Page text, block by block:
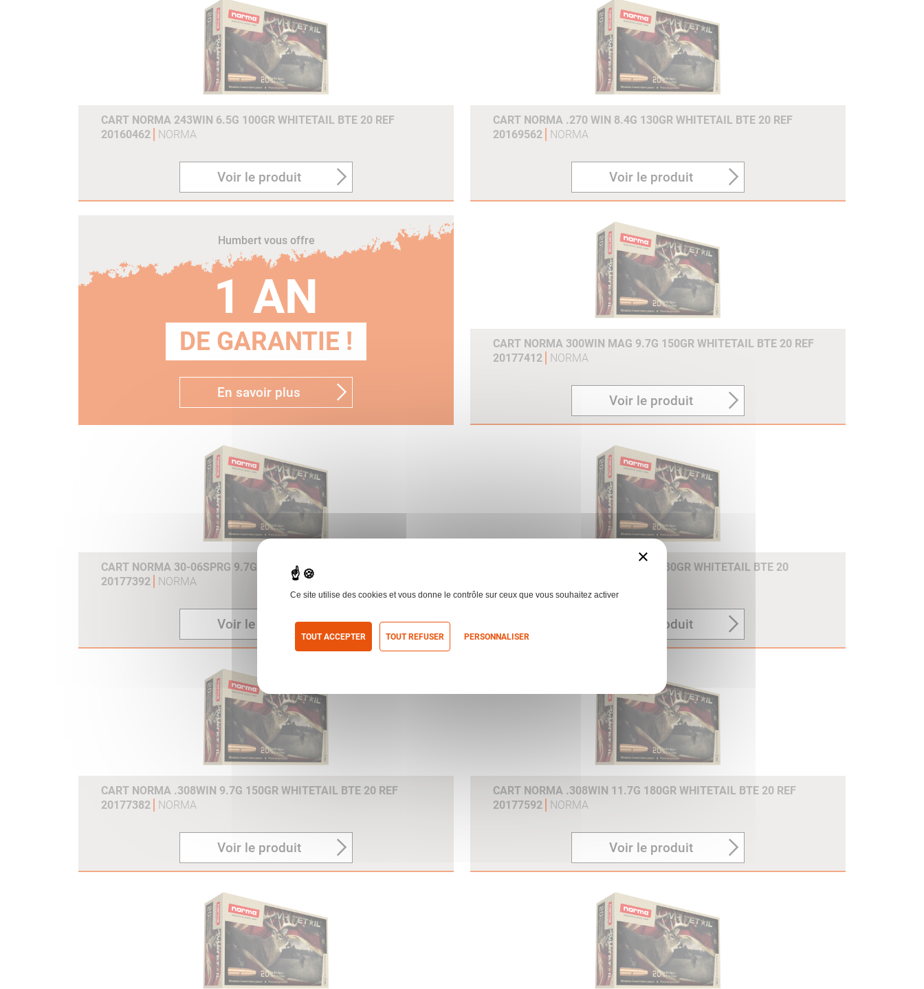
CART NORMA 243WIN 6.5G 100GR WHITETAIL BTE 20 REF
20160462
NORMA
Voir le produit
CART NORMA .270 WIN 8.4G 130GR WHITETAIL BTE 20 REF
20169562
NORMA
Voir le produit
Humbert vous offre
1 AN
DE GARANTIE !
En savoir plus
CART NORMA 300WIN MAG 9.7G 150GR WHITETAIL BTE 20 REF
20177412
NORMA
Voir le produit
CART NORMA 30-06SPRG 9.7G 150GR WHITETAIL BTE 20 REF
20177392
NORMA
Voir le produit
CART NORMA 30-06SPRG 11.7G 180GR WHITETAIL BTE 20
Voir le produit
CART NORMA .308WIN 9.7G 150GR WHITETAIL BTE 20 REF
20177382
NORMA
Voir le produit
CART NORMA .308WIN 11.7G 180GR WHITETAIL BTE 20 REF
20177592
NORMA
Voir le produit
×
Ce site utilise des cookies et vous donne le contrôle sur ceux que vous souhaitez activer
TOUT ACCEPTER TOUT REFUSER PERSONNALISER